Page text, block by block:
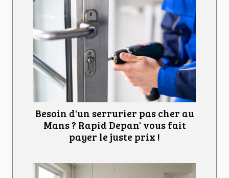
Besoin d'un serrurier pas cher au
Mans ? Rapid Depan' vous fait
payer le juste prix !